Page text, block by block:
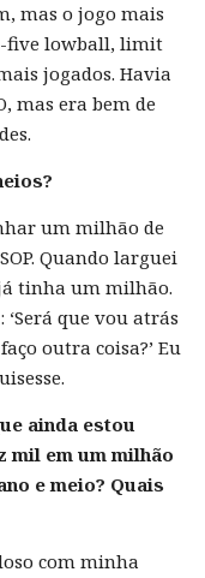
mas o jogo mais
five lowball, limit
jogados. Havia
mas era bem de
um milhão de
Quando larguei
tinha um milhão.
que vou atrás
outra coisa?’ Eu
ainda estou
mil em um milhão
e meio? Quais
com minha